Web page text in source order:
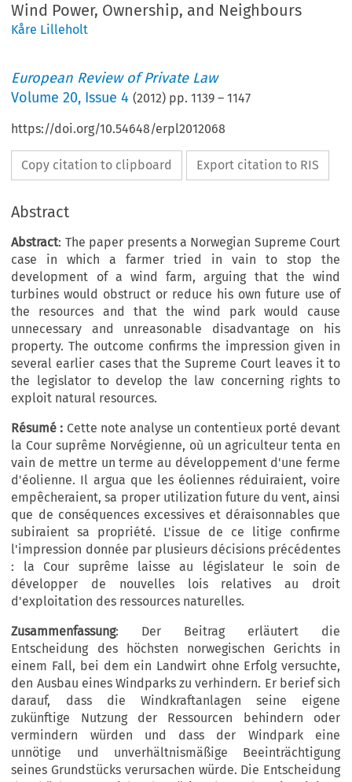
Wind Power, Ownership, and Neighbours
Kåre Lilleholt
European Review of Private Law
Volume20, Issue 4 (2012) pp.1139 –1147
https://doi.org/10.54648/erpl2012068
Copy citation to clipboard Export citation to RIS
Abstract
Abstract: The paper presents a Norwegian Supreme Court
case in which a farmer tried in vain to stop the
development of a wind farm, arguing that the wind
turbines would obstruct or reduce his own future use of
the resources and that the wind park would cause
unnecessary and unreasonable disadvantage on his
property. The outcome confirms the impression given in
several earlier cases that the Supreme Court leaves it to
the legislator to develop the law concerning rights to
exploit natural resources.
Résumé : Cette note analyse un contentieux porté devant
la Cour suprême Norvégienne, où un agriculteur tenta en
vain de mettre un terme au développement d'une ferme
d'éolienne. Il argua que les éoliennes réduiraient, voire
empêcheraient, sa proper utilization future du vent, ainsi
que de conséquences excessives et déraisonnables que
subiraient sa propriété. L'issue de ce litige confirme
l'impression donnée par plusieurs décisions précédentes
: la Cour suprême laisse au législateur le soin de
développer de nouvelles lois relatives au droit
d'exploitation des ressources naturelles.
Zusammenfassung: Der Beitrag erläutert die
Entscheidung des höchsten norwegischen Gerichts in
einem Fall, bei dem ein Landwirt ohne Erfolg versuchte,
den Ausbau eines Windparks zu verhindern. Er berief sich
darauf, dass die Windkraftanlagen seine eigene
zukünftige Nutzung der Ressourcen behindern oder
vermindern würden und dass der Windpark eine
unnötige und unverhältnismäßige Beeinträchtigung
seines Grundstücks verursachen würde. Die Entscheidung